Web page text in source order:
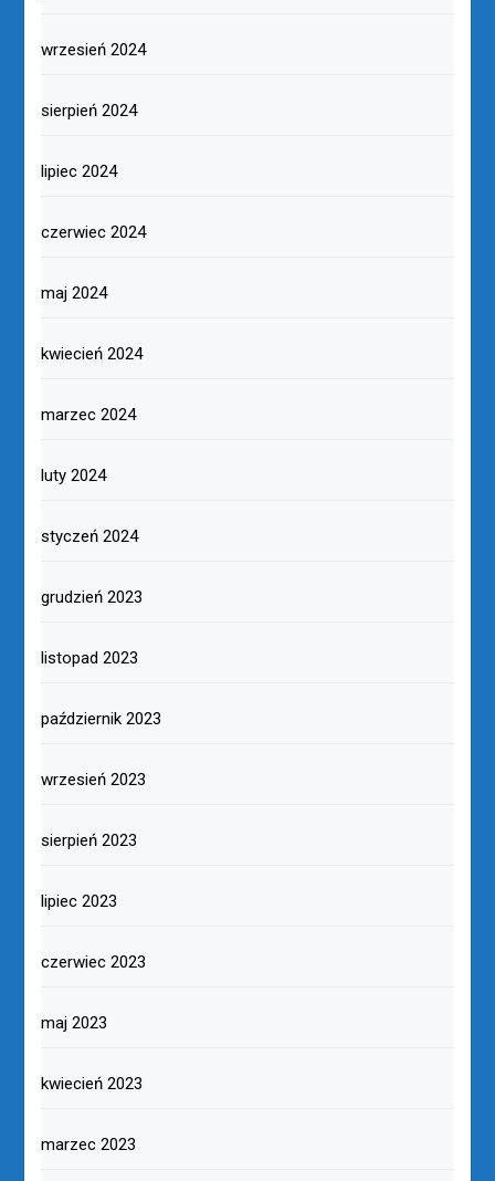
wrzesień 2024
sierpień 2024
lipiec 2024
czerwiec 2024
maj 2024
kwiecień 2024
marzec 2024
luty 2024
styczeń 2024
grudzień 2023
listopad 2023
październik 2023
wrzesień 2023
sierpień 2023
lipiec 2023
czerwiec 2023
maj 2023
kwiecień 2023
marzec 2023